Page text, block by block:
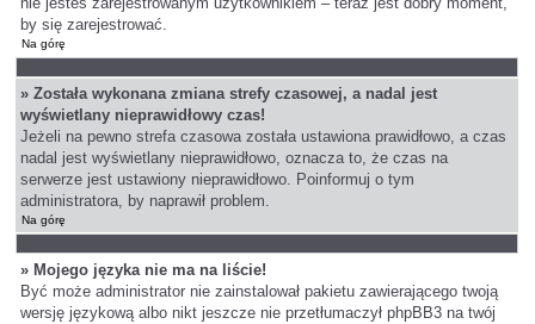
by się zarejestrować.
Na górę
» Została wykonana zmiana strefy czasowej, a nadal jest
wyświetlany nieprawidłowy czas!
Jeżeli na pewno strefa czasowa została ustawiona prawidłowo, a czas
nadal jest wyświetlany nieprawidłowo, oznacza to, że czas na
serwerze jest ustawiony nieprawidłowo. Poinformuj o tym
administratora, by naprawił problem.
Na górę
» Mojego języka nie ma na liście!
Być może administrator nie zainstalował pakietu zawierającego twoją
wersję językową albo nikt jeszcze nie przetłumaczył phpBB3 na twój